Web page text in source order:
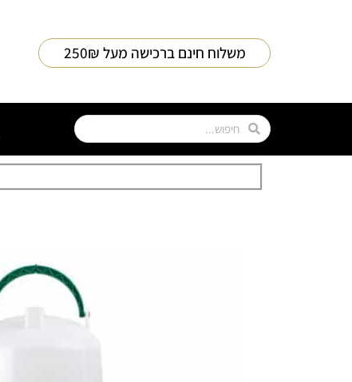
משלוח חינם ברכישה מעל 250₪